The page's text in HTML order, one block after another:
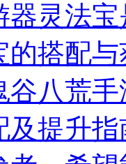
器灵法
的搭配
谷八荒
及提升